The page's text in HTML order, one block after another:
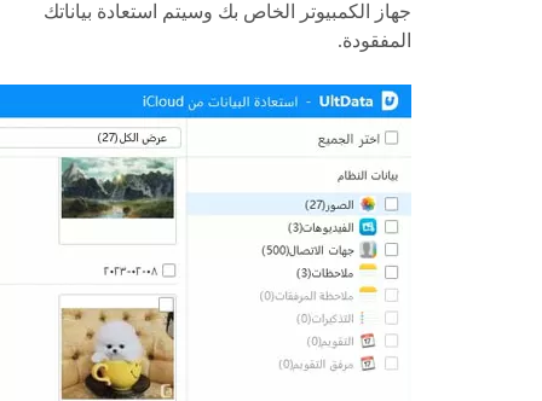
جهاز الكمبيوتر الخاص بك وسيتم استعادة بياناتك
المفقودة.